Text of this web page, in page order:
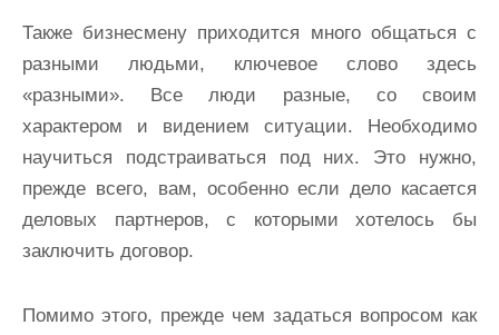
Также бизнесмену приходится много общаться с
разными людьми, ключевое слово здесь
«разными». Все люди разные, со своим
характером и видением ситуации. Необходимо
научиться подстраиваться под них. Это нужно,
прежде всего, вам, особенно если дело касается
деловых партнеров, с которыми хотелось бы
заключить договор.
Помимо этого, прежде чем задаться вопросом как